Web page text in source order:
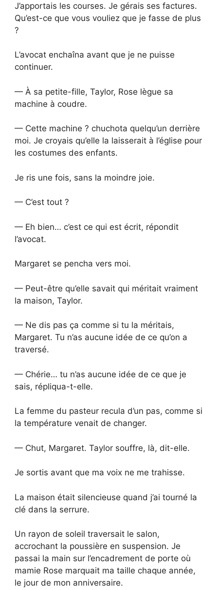
J’apportais les courses. Je gérais ses factures.
Qu’est-ce que vous vouliez que je fasse de plus
?
L’avocat enchaîna avant que je ne puisse
continuer.
— À sa petite-fille, Taylor, Rose lègue sa
machine à coudre.
— Cette machine ? chuchota quelqu’un derrière
moi. Je croyais qu’elle la laisserait à l’église pour
les costumes des enfants.
Je ris une fois, sans la moindre joie.
— C’est tout ?
— Eh bien… c’est ce qui est écrit, répondit
l’avocat.
Margaret se pencha vers moi.
— Peut-être qu’elle savait qui méritait vraiment
la maison, Taylor.
— Ne dis pas ça comme si tu la méritais,
Margaret. Tu n’as aucune idée de ce qu’on a
traversé.
— Chérie… tu n’as aucune idée de ce que je
sais, répliqua-t-elle.
La femme du pasteur recula d’un pas, comme si
la température venait de changer.
— Chut, Margaret. Taylor souffre, là, dit-elle.
Je sortis avant que ma voix ne me trahisse.
La maison était silencieuse quand j’ai tourné la
clé dans la serrure.
Un rayon de soleil traversait le salon,
accrochant la poussière en suspension. Je
passai la main sur l’encadrement de porte où
mamie Rose marquait ma taille chaque année,
le jour de mon anniversaire.